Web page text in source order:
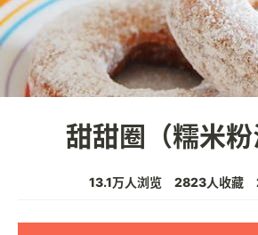
甜甜圈（糯米粉
13.1万人浏览 2823人收藏